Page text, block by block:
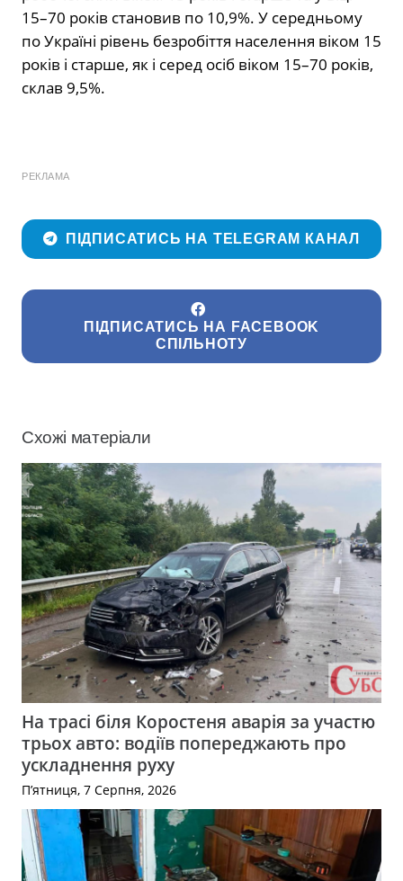
15–70 років становив по 10,9%. У середньому
по Україні рівень безробіття населення віком 15
років і старше, як і серед осіб віком 15–70 років,
склав 9,5%.
РЕКЛАМА
ПІДПИСАТИСЬ НА TELEGRAM КАНАЛ
ПІДПИСАТИСЬ НА FACEBOOK
СПІЛЬНОТУ
Схожі матеріали
На трасі біля Коростеня аварія за участю
трьох авто: водіїв попереджають про
ускладнення руху
П’ятниця, 7 Серпня, 2026